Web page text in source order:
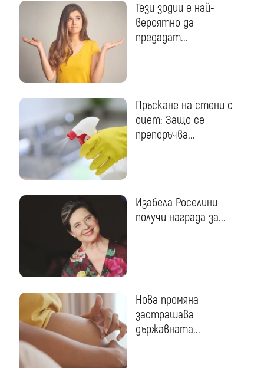
Тези зодии е най-
вероятно да
предадат...
Пръскане на стени с
оцет: Защо се
препоръчва...
Изабела Роселини
получи награда за...
Нова промяна
застрашава
държавната...